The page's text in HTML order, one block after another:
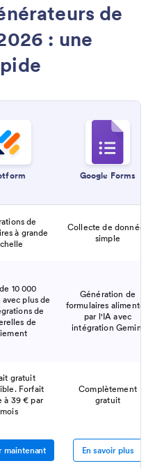
de
: une
Google Forms
de
à grande
Collecte de données
simple
10 000
plus de
de
de
Génération de
formulaires alimentée
par l'IA avec
intégration Gemini
gratuit
Forfait
à 39 € par
mois
Complètement
gratuit
maintenant En savoir plus